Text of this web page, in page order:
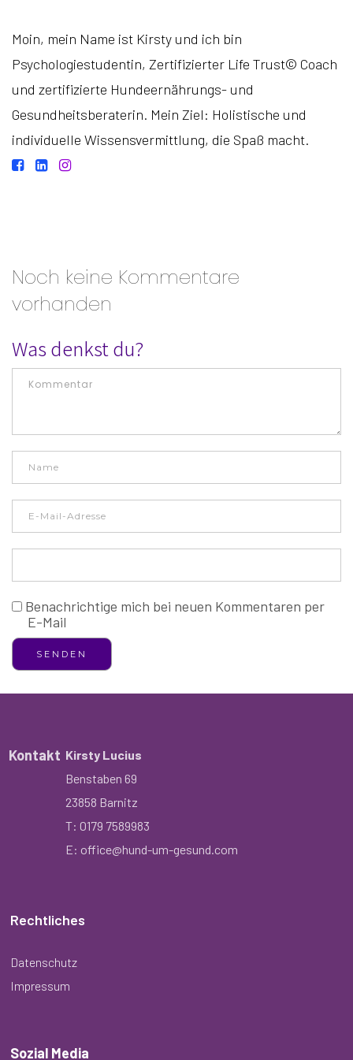
Moin, mein Name ist Kirsty und ich bin
Psychologiestudentin, Zertifizierter Life Trust© Coach
und zertifizierte Hundeernährungs- und
Gesundheitsberaterin. Mein Ziel: Holistische und
individuelle Wissensvermittlung, die Spaß macht.
Noch keine Kommentare
vorhanden
Was denkst du?
Benachrichtige mich bei neuen Kommentaren per
E-Mail
SENDEN
Kontakt Kirsty Lucius
Benstaben 69
23858 Barnitz
T: 0179 7589983
E: office@hund-um-gesund.com
Rechtliches
Datenschutz
Impressum
Sozial Media